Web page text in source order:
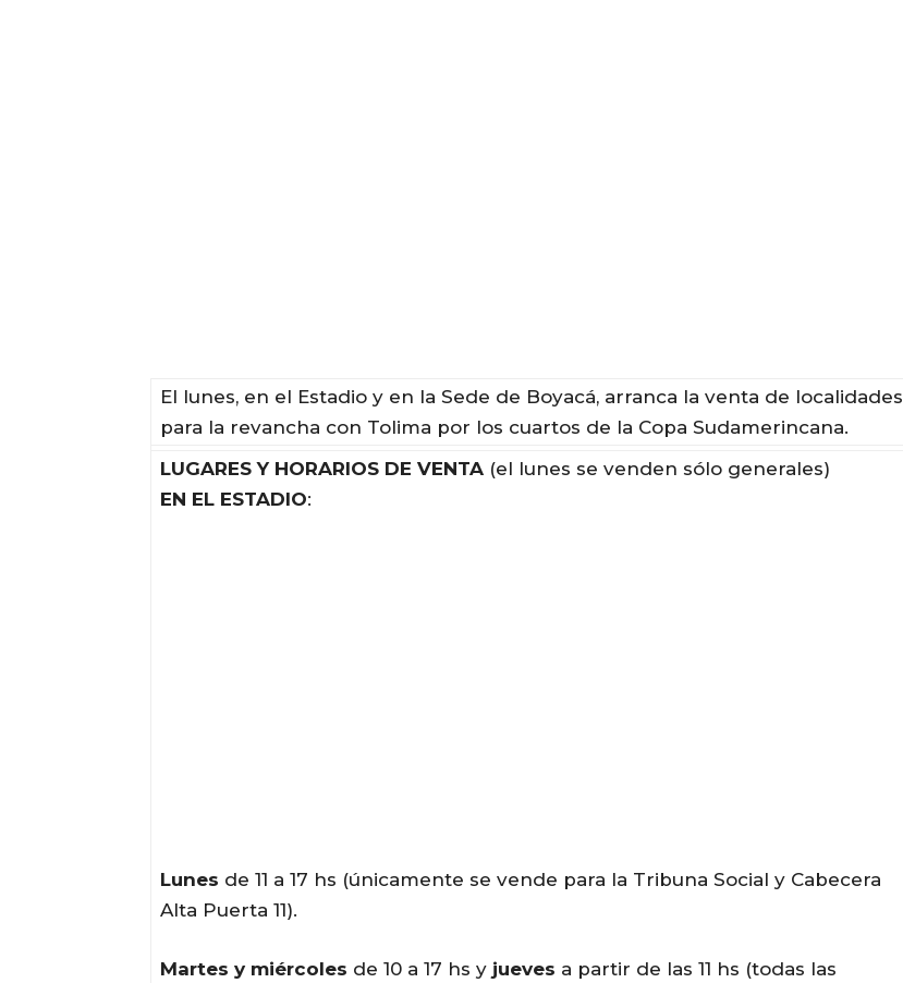
El lunes, en el Estadio y en la Sede de Boyacá, arranca la venta de localidades
para la revancha con Tolima por los cuartos de la Copa Sudamerincana.
LUGARES Y HORARIOS DE VENTA (el lunes se venden sólo generales)
EN EL ESTADIO:
Lunes de 11 a 17 hs (únicamente se vende para la Tribuna Social y Cabecera
Alta Puerta 11).
Martes y miércoles de 10 a 17 hs y jueves a partir de las 11 hs (todas las